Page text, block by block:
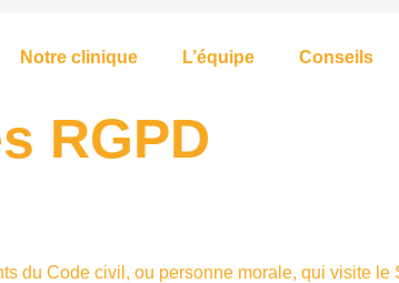
Notre clinique L’équipe Conseils
RGPD
du Code civil, ou personne morale, qui visite le